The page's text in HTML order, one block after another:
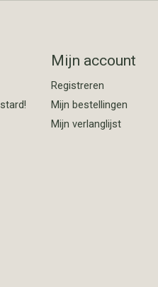
Mijn account
Registreren
Mijn bestellingen
Mijn verlanglijst